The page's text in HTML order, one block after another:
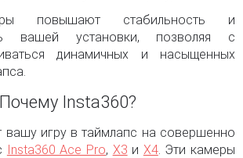
повышают стабильность и
вашей установки, позволяя с
динамичных и насыщенных
Почему Insta360?
вашу игру в таймлапс на совершенно
Insta360 Ace Pro, X3 и X4. Эти камеры